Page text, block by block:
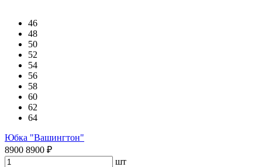
46
48
50
52
54
56
58
60
62
64
Юбка "Вашингтон"
8900 8900 ₽
шт